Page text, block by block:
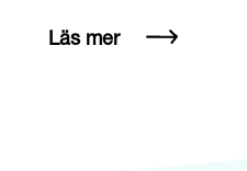
Läs mer